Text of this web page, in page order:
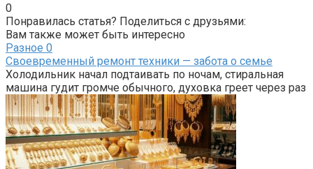
0
Понравилась статья? Поделиться с друзьями:
Вам также может быть интересно
Разное 0
Своевременный ремонт техники — забота о семье
Холодильник начал подтаивать по ночам, стиральная
машина гудит громче обычного, духовка греет через раз